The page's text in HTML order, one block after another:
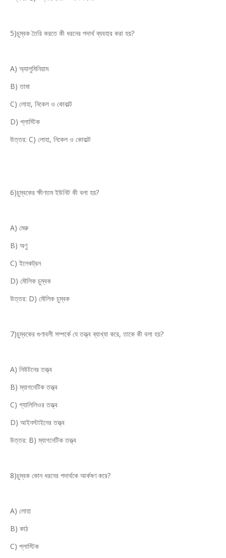
5)চুম্বক তৈরি করতে কী ধরনের পদার্থ ব্যবহার করা হয়?
A) অ্যালুমিনিয়াম
B) তামা
C) লোহা, নিকেল ও কোবাল্ট
D) প্লাস্টিক
উত্তর: C) লোহা, নিকেল ও কোবাল্ট
6)চুম্বকের ক্ষীণতম ইউনিট কী বলা হয়?
A) মেরু
B) অণু
C) ইলেকট্রন
D) মৌলিক চুম্বক
উত্তর: D) মৌলিক চুম্বক
7)চুম্বকের গুণাবলী সম্পর্কে যে তত্ত্ব ব্যাখ্যা করে, তাকে কী বলা হয়?
A) নিউটনের তত্ত্ব
B) ম্যাগনেটিক তত্ত্ব
C) গ্যালিলিওর তত্ত্ব
D) আইনস্টাইনের তত্ত্ব
উত্তর: B) ম্যাগনেটিক তত্ত্ব
8)চুম্বক কোন ধরনের পদার্থকে আর্কষণ করে?
A) লোহা
B) কাঠ
C) প্লাস্টিক